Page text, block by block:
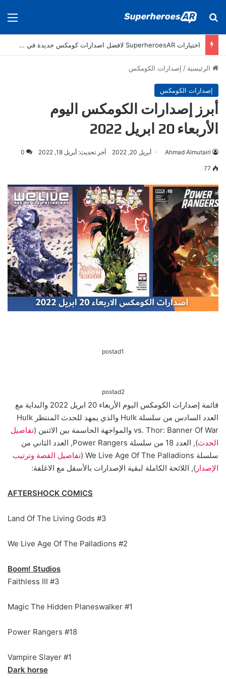
بحث عن
اختيارات SuperheroesAR لافضل اصدارات كومكس جديدة في سنة 2024
الرئيسية / إصدارات الكومكس
إصدارات الكومكس
أبرز إصدارات الكومكس اليوم
الأربعاء 20 ابريل 2022
Ahmad Almutairi أبريل 20, 2022 آخر تحديث: أبريل 18, 2022 0
77
postad1
postad2
قائمة إصدارات الكومكس اليوم الأربعاء 20 ابريل 2022 والبداية مع
العدد السادس من سلسلة Hulk والذي يمهد للحدث المنتظر Hulk
vs. Thor: Banner Of War والمواجهة الحاسمة بين الاثنين (
تفاصيل
الحدث
), العدد 18 من سلسلة Power Rangers, العدد الثاني من
سلسلة We Live Age Of The Palladions (
تفاصيل القصة وترتيب
الإصدار ), اللائحة الكاملة لبقية الإصدارات بالأسفل مع الاغلفة:
AFTERSHOCK COMICS
Land Of The Living Gods #3
We Live Age Of The Palladions #2
Boom! Studios
Faithless III #3
Magic The Hidden Planeswalker #1
Power Rangers #18
Vampire Slayer #1
Dark horse